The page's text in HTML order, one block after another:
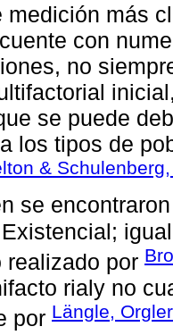
medición más
con
no
se puede
los tipos de
&
se
realizado por
rialy no
por Längle,